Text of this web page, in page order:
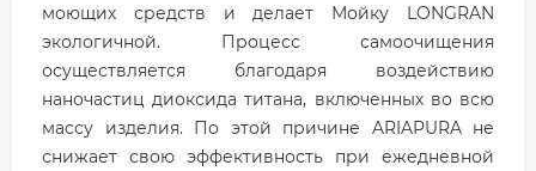
моющих средств и делает Мойку LONGRAN
экологичной. Процесс самоочищения
осуществляется благодаря воздействию
наночастиц диоксида титана, включенных во всю
массу изделия. По этой причине ARIAPURA не
снижает свою эффективность при ежедневной